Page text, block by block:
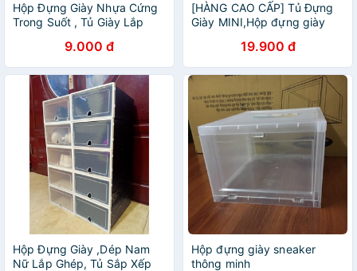
Hộp Đựng Giày Nhựa Cứng
Trong Suốt , Tủ Giày Lắp
9.000 đ
[HÀNG CAO CẤP] Tủ Đựng
Giày MINI,Hộp đựng giày
tiện lợi, nắp nhựa cứng,
trong suốt chịu tải cao
19.900 đ
Hộp Đựng Giày ,Dép Nam
Nữ Lắp Ghép, Tủ Sắp Xếp
Hộp đựng giày sneaker
thông minh